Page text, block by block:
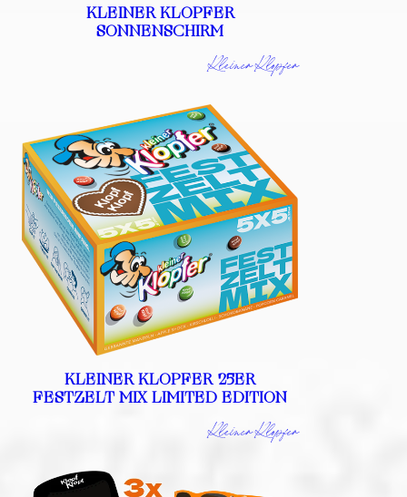
KLEINER KLOPFER
SONNENSCHIRM
Kleiner Klopfer
KLEINER KLOPFER 25ER
FESTZELT MIX LIMITED EDITION
Kleiner Klopfer